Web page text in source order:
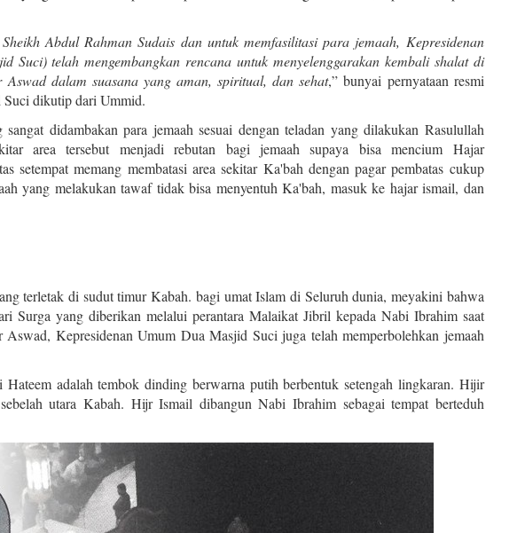
Abdul Rahman Sudais dan untuk memfasilitasi para jemaah, Kepresidenan
Suci) telah mengembangkan rencana untuk menyelenggarakan kembali shalat di
dalam suasana yang aman, spiritual, dan sehat,” bunyai pernyataan resmi
dikutip dari Ummid.
didambakan para jemaah sesuai dengan teladan yang dilakukan Rasulullah
area tersebut menjadi rebutan bagi jemaah supaya bisa mencium Hajar
setempat memang membatasi area sekitar Ka'bah dengan pagar pembatas cukup
yang melakukan tawaf tidak bisa menyentuh Ka'bah, masuk ke hajar ismail, dan
terletak di sudut timur Kabah. bagi umat Islam di Seluruh dunia, meyakini bahwa
Surga yang diberikan melalui perantara Malaikat Jibril kepada Nabi Ibrahim saat
Kepresidenan Umum Dua Masjid Suci juga telah memperbolehkan jemaah
adalah tembok dinding berwarna putih berbentuk setengah lingkaran. Hijir
utara Kabah. Hijr Ismail dibangun Nabi Ibrahim sebagai tempat berteduh